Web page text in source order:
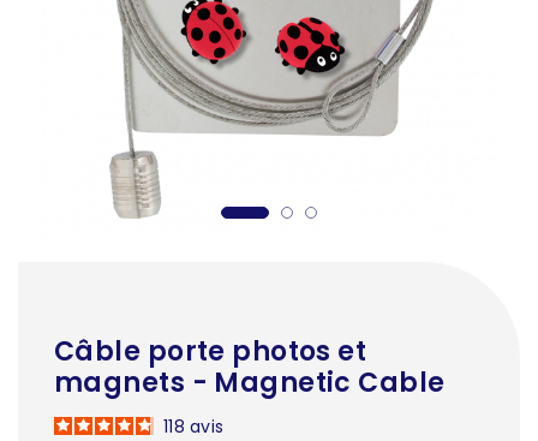
Câble porte photos et
magnets - Magnetic Cable
118avis